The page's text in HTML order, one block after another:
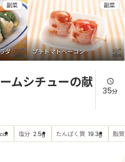
ダ
副菜
プチトマトベーコン
副菜
ムシチューの献
35分
塩分 2.5g たんぱく質 19.3g 脂質